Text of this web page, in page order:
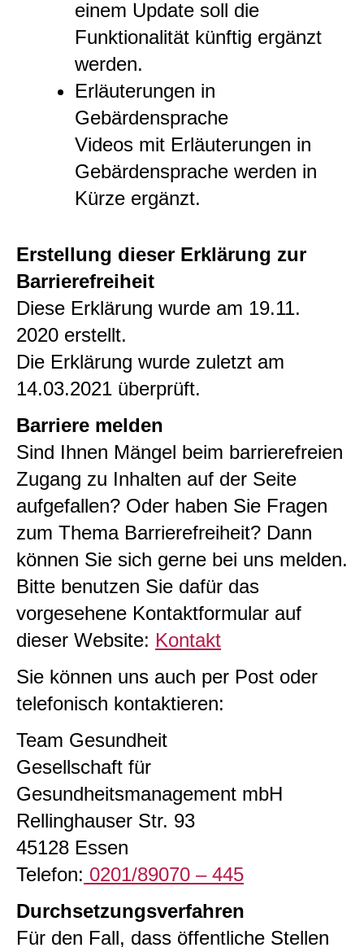
einem Update soll die
Funktionalität künftig ergänzt
werden.
Erläuterungen in
Gebärdensprache
Videos mit Erläuterungen in
Gebärdensprache werden in
Kürze ergänzt.
Erstellung dieser Erklärung zur
Barrierefreiheit
Diese Erklärung wurde am 19.11.
2020 erstellt.
Die Erklärung wurde zuletzt am
14.03.2021 überprüft.
Barriere melden
Sind Ihnen Mängel beim barrierefreien
Zugang zu Inhalten auf der Seite
aufgefallen? Oder haben Sie Fragen
zum Thema Barrierefreiheit? Dann
können Sie sich gerne bei uns melden.
Bitte benutzen Sie dafür das
vorgesehene Kontaktformular auf
dieser Website: Kontakt
Sie können uns auch per Post oder
telefonisch kontaktieren:
Team Gesundheit
Gesellschaft für
Gesundheitsmanagement mbH
Rellinghauser Str. 93
45128 Essen
Telefon: 0201/89070 – 445
Durchsetzungsverfahren
Für den Fall, dass öffentliche Stellen